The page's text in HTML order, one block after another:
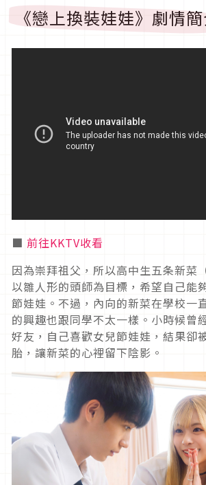
《戀上換裝娃娃》劇情
■ 前往KKTV收看
因為崇拜祖父，所以高中生五条新菜
以雛人形的頭師為目標，希望自己能
節娃娃。不過，內向的新菜在學校一
的興趣也跟同學不太一樣。小時候曾
好友，自己喜歡女兒節娃娃，結果卻
胎，讓新菜的心裡留下陰影。